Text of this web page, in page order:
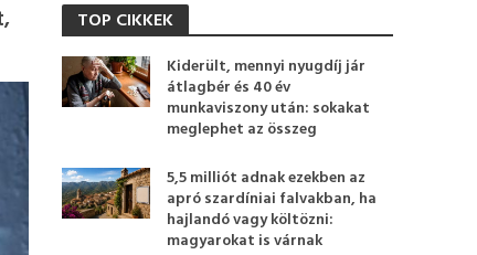
TOP CIKKEK
Kiderült, mennyi nyugdíj jár
átlagbér és 40 év
munkaviszony után: sokakat
meglephet az összeg
5,5 milliót adnak ezekben az
apró szardíniai falvakban, ha
hajlandó vagy költözni:
magyarokat is várnak